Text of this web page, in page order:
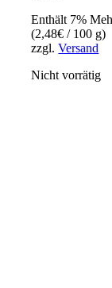
Enthält 7%
(2,48€ / 100 g)
zzgl.Versand
Nicht vorrätig